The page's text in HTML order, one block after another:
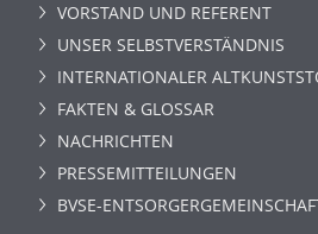
VORSTAND UND REFERENT
UNSER SELBSTVERSTÄNDNIS
INTERNATIONALER
FAKTEN & GLOSSAR
NACHRICHTEN
PRESSEMITTEILUNGEN
BVSE-